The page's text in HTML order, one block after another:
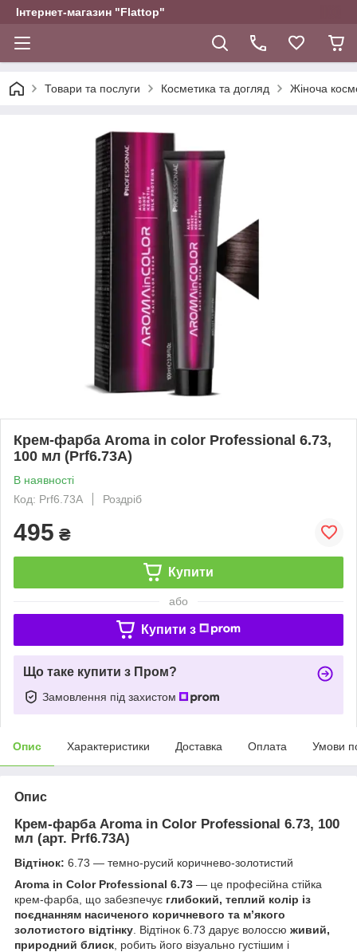
Інтернет-магазин "Flattop"
Товари та послуги Косметика та догляд Жіноча
Крем-фарба Aroma in color Professional 6.73,
100 мл (Prf6.73A)
В наявності
Код: Prf6.73A
Роздріб
495 ₴
Купити
або
Купити з
Що таке купити з Пром?
Замовлення під захистом
Опис Характеристики Доставка Оплата Умови
Опис
Крем-фарба Aroma in Color Professional 6.73, 100
мл (арт. Prf6.73A)
Відтінок: 6.73 — темно-русий коричнево-золотистий
Aroma in Color Professional 6.73 — це професійна стійка
крем-фарба, що забезпечує глибокий, теплий колір із
поєднанням насиченого коричневого та м’якого
золотистого відтінку . Відтінок 6.73 дарує волоссю живий,
природний блиск , робить його візуально густішим і